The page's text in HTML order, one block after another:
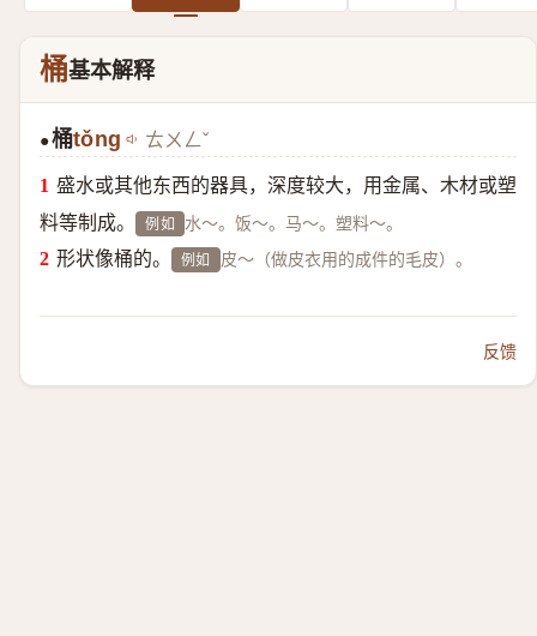
桶基本解释
●桶tǒng ㄊㄨㄥˇ
盛水或其他东西的器具，深度较大，用金属、木材或塑
料等制成。
例如 水～。饭～。马～。塑料～。
形状像桶的。 例如 皮～（做皮衣用的成件的毛皮）。
反馈